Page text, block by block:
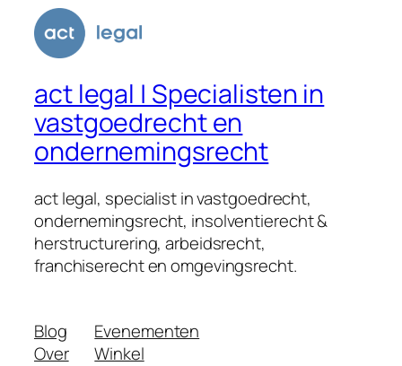
act legal | Specialisten in
vastgoedrecht en
ondernemingsrecht
act legal, specialist in vastgoedrecht,
ondernemingsrecht, insolventierecht &
herstructurering, arbeidsrecht,
franchiserecht en omgevingsrecht.
Blog
Over
Evenementen
Winkel